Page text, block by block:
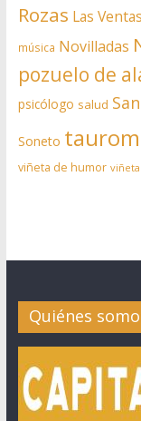
Rozas Las Ventas
música Novilladas
pozuelo de
psicólogo salud
Soneto
viñeta de humor
Quiénes